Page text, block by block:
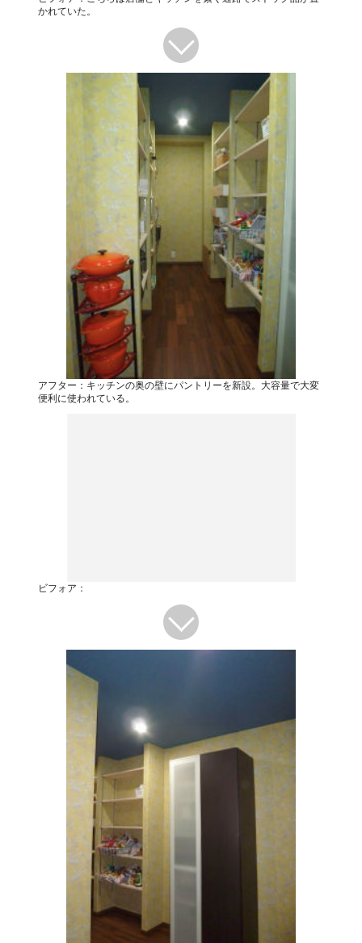
かれていた。
アフター：キッチンの奥の壁にパントリーを新設。大容量で大変
便利に使われている。
ビフォア：